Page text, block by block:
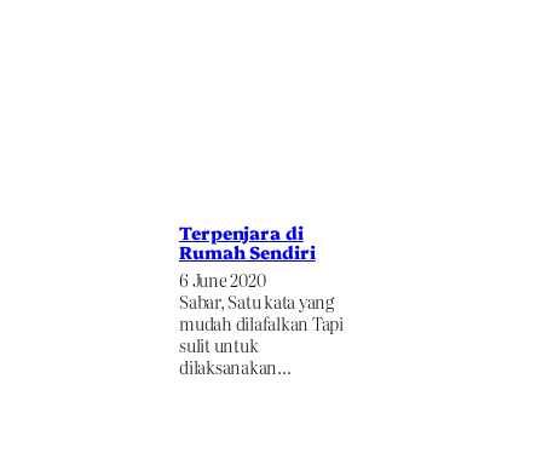
Terpenjara di
Rumah Sendiri
6 June 2020
Sabar, Satu kata yang
mudah dilafalkan Tapi
sulit untuk
dilaksanakan…